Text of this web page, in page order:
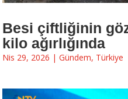
Besi çiftliğinin
kilo ağırlığında
Nis 29, 2026 | Gündem, Türkiye